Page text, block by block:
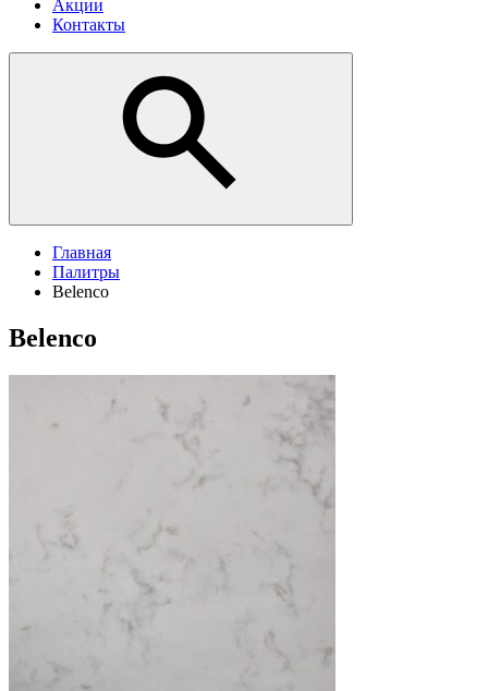
Акции
Контакты
Главная
Палитры
Belenco
Belenco